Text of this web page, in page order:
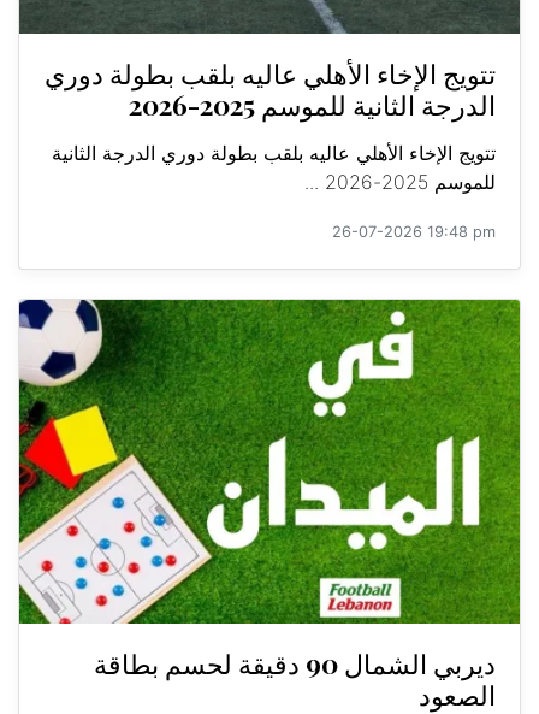
تتويج الإخاء الأهلي عاليه بلقب بطولة دوري
الدرجة الثانية للموسم 2025-2026
تتويج الإخاء الأهلي عاليه بلقب بطولة دوري الدرجة الثانية
للموسم 2025-2026 ...
26-07-2026 19:48 pm
ديربي الشمال 90 دقيقة لحسم بطاقة
الصعود